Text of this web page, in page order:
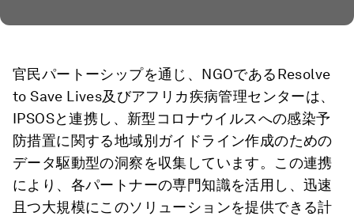
官民パートーシップを通じ、NGOであるResolve
to Save Lives及びアフリカ疾病管理センターは、
IPSOSと連携し、新型コロナウイルスへの感染予
防措置に関する地域別ガイドライン作成のための
データ駆動型の洞察を収集しています。この連携
により、各パートナーの専門知識を活用し、迅速
且つ大規模にこのソリューションを提供できる計